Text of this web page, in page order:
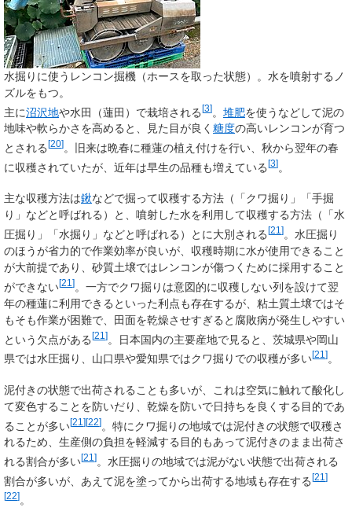
水掘りに使うレンコン掘機（ホースを取った状態）。水を噴射するノ
ズルをもつ。
主に沼沢地や水田（蓮田）で栽培される[3]。 堆肥を使うなどして泥の
地味や軟らかさを高めると、見た目が良く 糖度の高いレンコンが育つ
とされる [20] 。旧来は晩春に種蓮の植え付けを行い、秋から翌年の春
に収穫されていたが、近年は早生の品種も増えている[3]。
主な収穫方法は鍬などで掘って収穫する方法（「クワ掘り」「手掘
り」などと呼ばれる）と、噴射した水を利用して収穫する方法（「水
圧掘り」「水掘り」などと呼ばれる）とに大別される [21 ] 。水圧掘り
のほうが省力的で作業効率が良いが、収穫時期に水が使用できること
が大前提であり、砂質土壌ではレンコンが傷つくために採用すること
ができない[21 ]。一方でクワ掘りは意図的に収穫しない列を設けて翌
年の種蓮に利用できるといった利点も存在するが、粘土質土壌ではそ
もそも作業が困難で、田面を乾燥させすぎると腐敗病が発生しやすい
という欠点がある[21 ]。日本国内の主要産地で見ると、茨城県や岡山
県では水圧掘り、山口県や愛知県ではクワ掘りでの収穫が多い[21 ] 。
泥付きの状態で出荷されることも多いが、これは空気に触れて酸化し
て変色することを防いだり、乾燥を防いで日持ちを良くする目的であ
ることが多い[21 ][22]
。特にクワ掘りの地域では泥付きの状態で収穫さ
れるため、生産側の負担を軽減する目的もあって泥付きのまま出荷さ
れる割合が多い[21 ] 。水圧掘りの地域では泥がない状態で出荷される
割合が多いが、あえて泥を塗ってから出荷する地域も存在する[21 ]
[22] 。